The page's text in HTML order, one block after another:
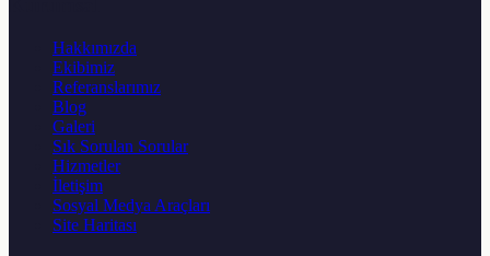
Hakkımızda
Ekibimiz
Referanslarımız
Blog
Galeri
Sık Sorulan Sorular
Hizmetler
İletişim
Sosyal Medya Araçları
Site Haritası